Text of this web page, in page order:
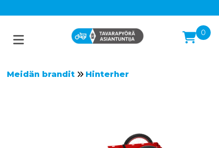
0
Meidän brandit Hinterher